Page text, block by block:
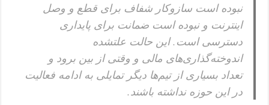
نبوده است سازوکار شفاف برای قطع و وصل
اینترنت و نبوده است ضمانت برای پایداری
دسترسی است. این حالت علتشده
اندوخته‌گذاری‌های مالی و وقتی از بین برود و
تعداد بسیاری از تیم‌ها دیگر تمایلی به ادامه فعالیت
در این حوزه نداشته باشند.